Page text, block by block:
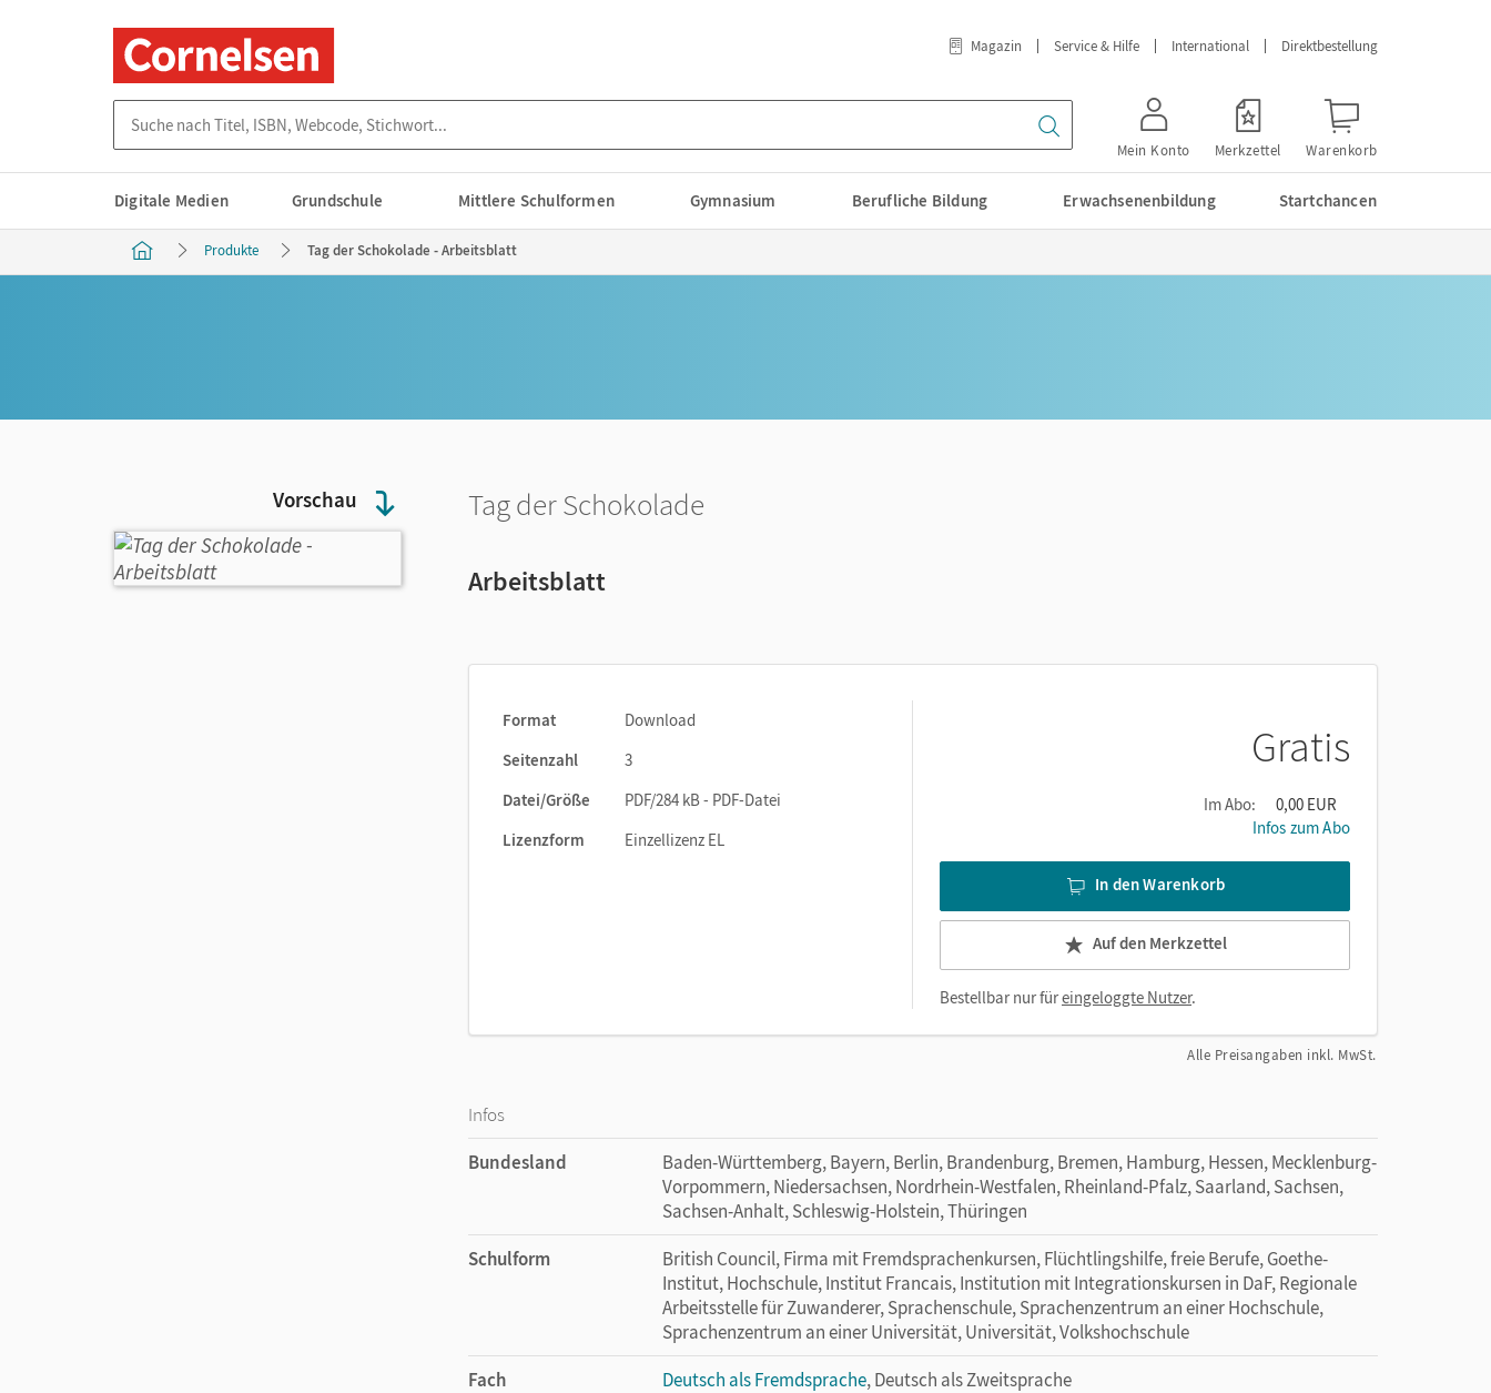
Magazin Service & Hilfe International Direktbestellung
Mein Konto Merkzettel Warenkorb
Digitale Medien Grundschule Mittlere Schulformen Gymnasium Berufliche Bildung Erwachsenenbildung Startchancen
Produkte Tag der Schokolade - Arbeitsblatt
Vorschau Tag der Schokolade
Arbeitsblatt
Format
Download
Seitenzahl
3
Datei/Größe
PDF/284 kB - PDF-Datei
Lizenzform
Einzellizenz EL
Gratis
Im Abo:
0,00 EUR
Infos zum Abo
In den Warenkorb
Auf den Merkzettel
Bestellbar nur füreingeloggte Nutzer.
Alle Preisangaben inkl. MwSt.
Infos
Bundesland
Baden-Württemberg, Bayern, Berlin, Brandenburg, Bremen, Hamburg, Hessen, Mecklenburg-
Vorpommern, Niedersachsen, Nordrhein-Westfalen, Rheinland-Pfalz, Saarland, Sachsen,
Sachsen-Anhalt, Schleswig-Holstein, Thüringen
Schulform
British Council, Firma mit Fremdsprachenkursen, Flüchtlingshilfe, freie Berufe, Goethe-
Institut, Hochschule, Institut Francais, Institution mit Integrationskursen in DaF, Regionale
Arbeitsstelle für Zuwanderer, Sprachenschule, Sprachenzentrum an einer Hochschule,
Sprachenzentrum an einer Universität, Universität, Volkshochschule
Fach
Deutsch als Fremdsprache, Deutsch als Zweitsprache